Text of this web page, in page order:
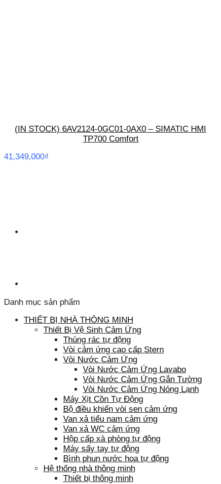
(IN STOCK) 6AV2124-0GC01-0AX0 – SIMATIC HMI
TP700 Comfort
41,349,000₫
Danh mục sản phẩm
THIẾT BỊ NHÀ THÔNG MINH
Thiết Bị Vệ Sinh Cảm Ứng
Thùng rác tự động
Vòi cảm ứng cao cấp Stern
Vòi Nước Cảm Ứng
Vòi Nước Cảm Ứng Lavabo
Vòi Nước Cảm Ứng Gắn Tường
Vòi Nước Cảm Ứng Nóng Lạnh
Máy Xịt Cồn Tự Động
Bộ điều khiển vòi sen cảm ứng
Van xả tiểu nam cảm ứng
Van xả WC cảm ứng
Hộp cấp xà phòng tự động
Máy sấy tay tự động
Bình phun nước hoa tự động
Hệ thống nhà thông minh
Thiết bị thông minh